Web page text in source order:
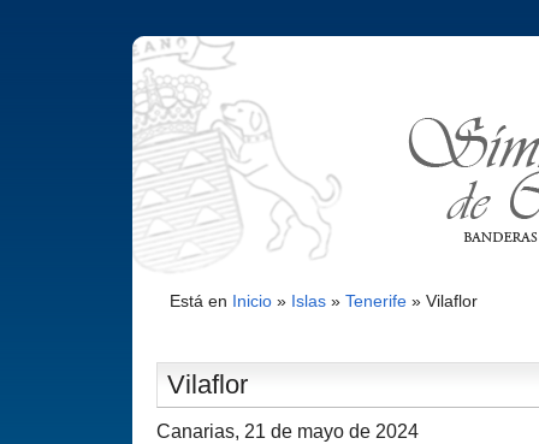
Está en Inicio» Islas» Tenerife» Vilaflor
Vilaflor
Canarias, 21 de mayo de 2024